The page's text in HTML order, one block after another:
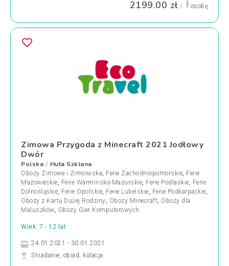
2199.00 zł / osobę
Zimowa Przygoda z Minecraft 2021 Jodłowy
Dwór
Polska / Huta Szklana
Obozy Zimowe i Zimowiska, Ferie Zachodniopomorskie, Ferie
Mazowieckie, Ferie Warmińsko-Mazurskie, Ferie Podlaskie, Ferie
Dolnośląskie, Ferie Opolskie, Ferie Lubelskie, Ferie Podkarpackie,
Obozy z Kartą Dużej Rodziny, Obozy Minecraft, Obozy dla
Maluszków, Obozy Gier Komputerowych
Wiek: 7 - 12 lat
24.01.2021 - 30.01.2021
Śniadanie, obiad, kolacja